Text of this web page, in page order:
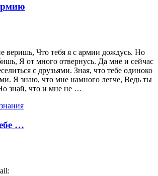
веришь, Что тебя я с армии дождусь. Но
Я от много отвернусь. Да мне и сейчас
с друзьями. Зная, что тебе одиноко
Я знаю, что мне намного легче, Ведь ты
знай, что и мне не …
…